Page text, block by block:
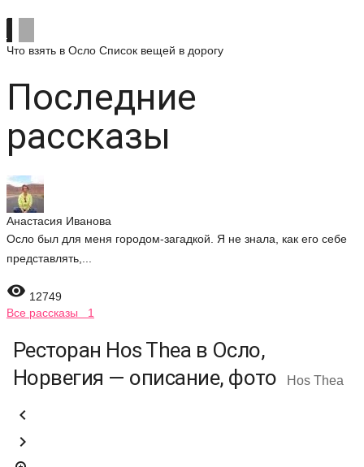
Что взять в Осло Список вещей в дорогу
Последние
рассказы
Анастасия Иванова
Осло был для меня городом-загадкой. Я не знала, как его себе
представлять,...
 12749
Все рассказы 1
Ресторан Hos Thea в Осло,
Норвегия — описание, фото
Hos Thea

